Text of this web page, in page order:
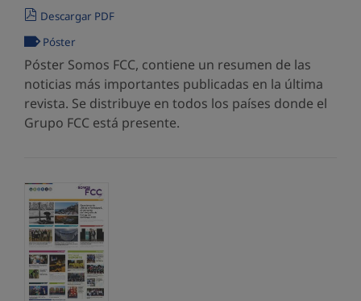
Descargar PDF
Póster
Póster Somos FCC, contiene un resumen de las
noticias más importantes publicadas en la última
revista. Se distribuye en todos los países donde el
Grupo FCC está presente.